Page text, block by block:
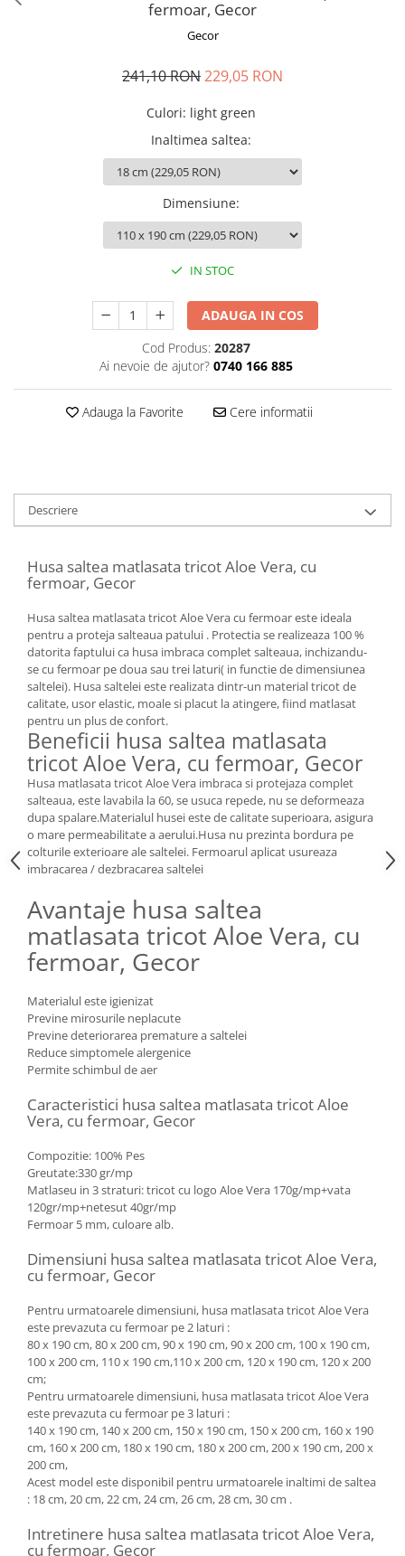
fermoar, Gecor
Gecor
241,10 RON229,05 RON
Culori: light green
Inaltimea saltea:
Dimensiune:
IN STOC
ADAUGA IN COS
Cod Produs: 20287
Ai nevoie de ajutor? 0740 166 885
Adauga la Favorite Cere informatii
Descriere
Husa saltea matlasata tricot Aloe Vera, cu
fermoar, Gecor
Husa saltea matlasata tricot Aloe Vera cu fermoar este ideala
pentru a proteja salteaua patului . Protectia se realizeaza 100 %
datorita faptului ca husa imbraca complet salteaua, inchizandu-
se cu fermoar pe doua sau trei laturi( in functie de dimensiunea
saltelei). Husa saltelei este realizata dintr-un material tricot de
calitate, usor elastic, moale si placut la atingere, fiind matlasat
pentru un plus de confort.
Beneficii husa saltea matlasata
tricot Aloe Vera, cu fermoar, Gecor
Husa matlasata tricot Aloe Vera imbraca si protejaza complet
salteaua, este lavabila la 60, se usuca repede, nu se deformeaza
dupa spalare.Materialul husei este de calitate superioara, asigura
o mare permeabilitate a aerului.Husa nu prezinta bordura pe
colturile exterioare ale saltelei. Fermoarul aplicat usureaza
imbracarea / dezbracarea saltelei
Avantaje husa saltea
matlasata tricot Aloe Vera, cu
fermoar, Gecor
Materialul este igienizat
Previne mirosurile neplacute
Previne deteriorarea premature a saltelei
Reduce simptomele alergenice
Permite schimbul de aer
Caracteristici husa saltea matlasata tricot Aloe
Vera, cu fermoar, Gecor
Compozitie: 100% Pes
Greutate:330 gr/mp
Matlaseu in 3 straturi: tricot cu logo Aloe Vera 170g/mp+vata
120gr/mp+netesut 40gr/mp
Fermoar 5 mm, culoare alb.
Dimensiuni husa saltea matlasata tricot Aloe Vera,
cu fermoar, Gecor
Pentru urmatoarele dimensiuni, husa matlasata tricot Aloe Vera
este prevazuta cu fermoar pe 2 laturi :
80 x 190 cm, 80 x 200 cm, 90 x 190 cm, 90 x 200 cm, 100 x 190 cm,
100 x 200 cm, 110 x 190 cm,110 x 200 cm, 120 x 190 cm, 120 x 200
cm;
Pentru urmatoarele dimensiuni, husa matlasata tricot Aloe Vera
este prevazuta cu fermoar pe 3 laturi :
140 x 190 cm, 140 x 200 cm, 150 x 190 cm, 150 x 200 cm, 160 x 190
cm, 160 x 200 cm, 180 x 190 cm, 180 x 200 cm, 200 x 190 cm, 200 x
200 cm,
Acest model este disponibil pentru urmatoarele inaltimi de saltea
: 18 cm, 20 cm, 22 cm, 24 cm, 26 cm, 28 cm, 30 cm .
Intretinere husa saltea matlasata tricot Aloe Vera,
cu fermoar, Gecor